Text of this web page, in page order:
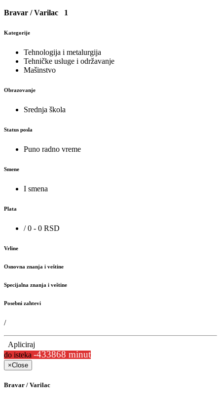
Bravar / Varilac 1
Kategorije
Tehnologija i metalurgija
Tehničke usluge i održavanje
Mašinstvo
Obrazovanje
Srednja škola
Status posla
Puno radno vreme
Smene
I smena
Plata
/ 0 - 0 RSD
Vrline
Osnovna znanja i veštine
Specijalna znanja i veštine
Posebni zahtevi
/
Apliciraj
do isteka -433868 minut
×Close
Bravar / Varilac